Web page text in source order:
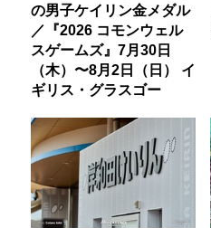
の男子ケイリン金メダル
／『2026 コモンウェル
スゲームズ』7月30日
（木）〜8月2日（日） イ
ギリス・グラスゴー